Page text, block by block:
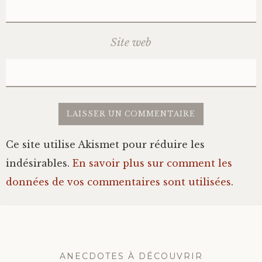
Site web
Ce site utilise Akismet pour réduire les
indésirables. En savoir plus sur comment les
données de vos commentaires sont utilisées.
ANECDOTES À DÉCOUVRIR